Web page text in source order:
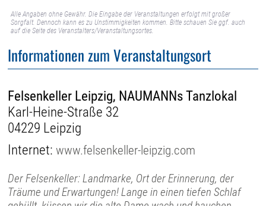
Alle Angaben ohne Gewähr. Die Eingabe der Veranstaltungen erfolgt mit großer
Sorgfalt. Dennoch kann es zu Unstimmigkeiten kommen. Bitte schauen Sie ggf. auch
auf die Seite des Veranstalters/Veranstaltungsortes.
Informationen zum Veranstaltungsort
Felsenkeller Leipzig, NAUMANNs Tanzlokal
Karl-Heine-Straße 32
04229 Leipzig
Internet:www.felsenkeller-leipzig.com
Der Felsenkeller: Landmarke, Ort der Erinnerung, der
Träume und Erwartungen! Lange in einen tiefen Schlaf